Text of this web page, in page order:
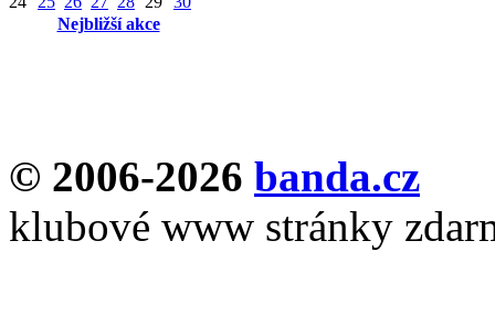
Nejbližší akce
© 2006-2026 banda.cz
klubové www stránky